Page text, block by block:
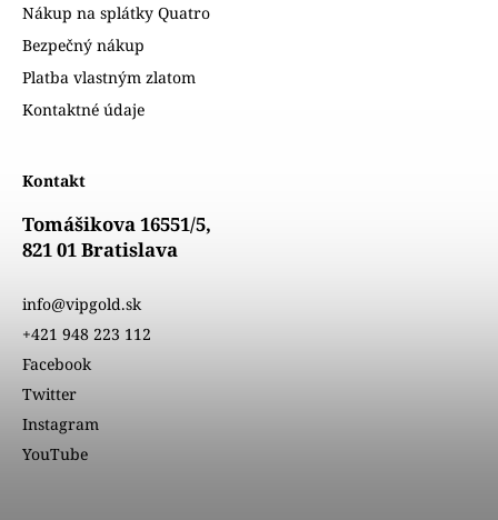
Nákup na splátky Quatro
Bezpečný nákup
Platba vlastným zlatom
Kontaktné údaje
Kontakt
Tomášikova 16551/5,
821 01 Bratislava
info@vipgold.sk
+421 948 223 112
Facebook
Twitter
Instagram
YouTube